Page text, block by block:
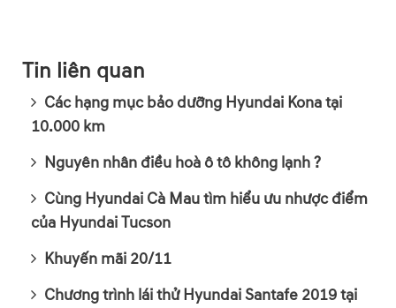
Tin liên quan
Các hạng mục bảo dưỡng Hyundai Kona tại
10.000 km
Nguyên nhân điều hoà ô tô không lạnh ?
Cùng Hyundai Cà Mau tìm hiểu ưu nhược điểm
của Hyundai Tucson
Khuyến mãi 20/11
Chương trình lái thử Hyundai Santafe 2019 tại